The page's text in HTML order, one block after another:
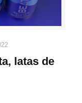
latas de